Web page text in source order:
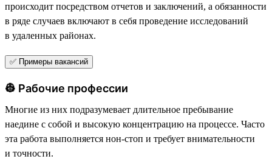
происходит посредством отчетов и заключений, а обязанности
в ряде случаев включают в себя проведение исследований
в удаленных районах.
✅ Примеры вакансий
👷 Рабочие профессии
Многие из них подразумевает длительное пребывание
наедине с собой и высокую концентрацию на процессе. Часто
эта работа выполняется нон-стоп и требует внимательности
и точности.